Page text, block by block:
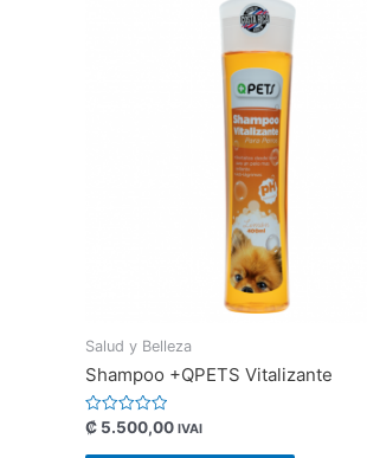
Salud y Belleza
Shampoo +QPETS Vitalizante
Valorado
con
0
₡ 5.500,00 IVAI